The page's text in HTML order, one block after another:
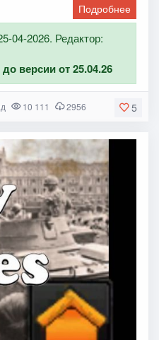
Подробнее
04-2026. Редактор:
версии от 25.04.26
5
10 111 2956